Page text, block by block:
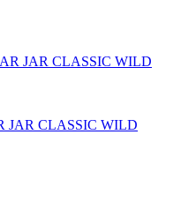
JAR CLASSIC WILD